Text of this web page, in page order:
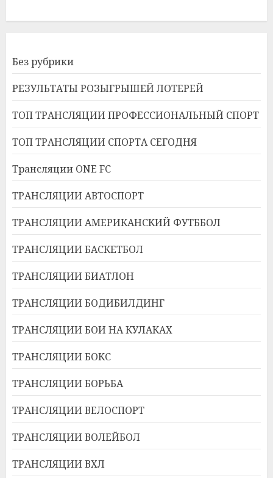
Без рубрики
РЕЗУЛЬТАТЫ РОЗЫГРЫШЕЙ ЛОТЕРЕЙ
ТОП ТРАНСЛЯЦИИ ПРОФЕССИОНАЛЬНЫЙ СПОРТ
ТОП ТРАНСЛЯЦИИ СПОРТА СЕГОДНЯ
Трансляции ONE FC
ТРАНСЛЯЦИИ АВТОСПОРТ
ТРАНСЛЯЦИИ АМЕРИКАНСКИЙ ФУТББОЛ
ТРАНСЛЯЦИИ БАСКЕТБОЛ
ТРАНСЛЯЦИИ БИАТЛОН
ТРАНСЛЯЦИИ БОДИБИЛДИНГ
ТРАНСЛЯЦИИ БОИ НА КУЛАКАХ
ТРАНСЛЯЦИИ БОКС
ТРАНСЛЯЦИИ БОРЬБА
ТРАНСЛЯЦИИ ВЕЛОСПОРТ
ТРАНСЛЯЦИИ ВОЛЕЙБОЛ
ТРАНСЛЯЦИИ ВХЛ